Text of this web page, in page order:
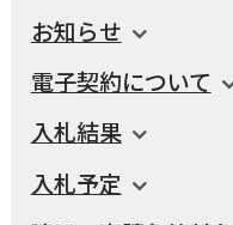
入学／転入学
障がいのある
各種申請書
横瀬町の観光
小児科オンライン
横瀬町のこと
横瀬町
お知らせ
電子契約について
入札結果
入札予定